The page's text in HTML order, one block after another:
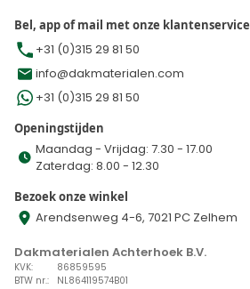
Bel, app of mail met onze klantenservice
+31 (0)315 29 81 50
info@dakmaterialen.com
+31 (0)315 29 81 50
Openingstijden
Maandag - Vrijdag: 7.30 - 17.00
Zaterdag: 8.00 - 12.30
Bezoek onze winkel
Arendsenweg 4-6, 7021 PC Zelhem
Dakmaterialen Achterhoek B.V.
KVK:
86859595
BTW nr.:
NL864119574B01